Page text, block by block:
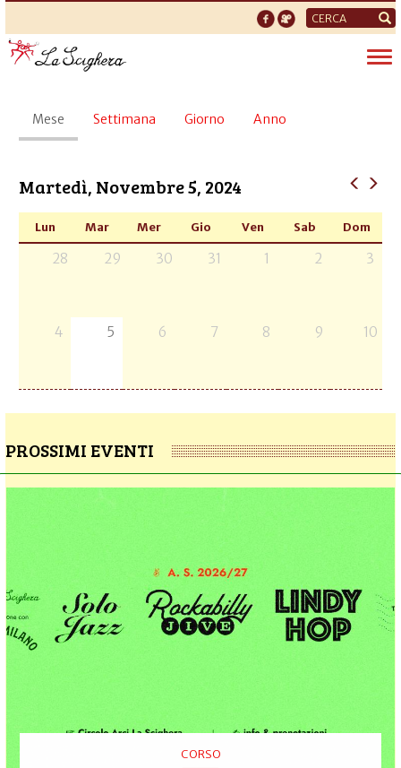
Form
di
ricerca
Schede
primarie
Mese (scheda
attiva)
Settimana Giorno Anno
Martedì, Novembre 5, 2024
Lun Mar Mer Gio Ven Sab Dom
28 29 30 31 1 2 3
4 5 6 7 8 9 10
PROSSIMI EVENTI
CORSO